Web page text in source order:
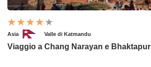
Asia Valle di Katmandu
Viaggio a Chang Narayan e Bhaktapur